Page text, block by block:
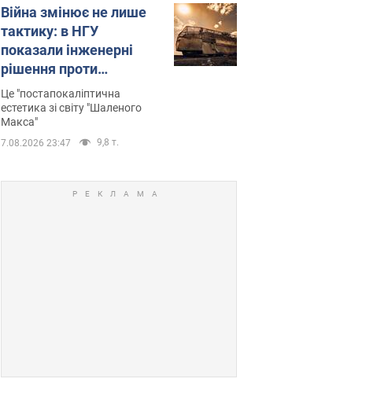
Війна змінює не лише
тактику: в НГУ
показали інженерні
рішення проти
російських FPV-дронів.
Фото
Це "постапокаліптична
естетика зі світу "Шаленого
Макса"
7.08.2026 23:47 9,8 т.